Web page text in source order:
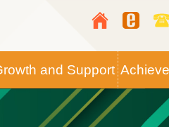
Top
Media
Icon
Button
and Support